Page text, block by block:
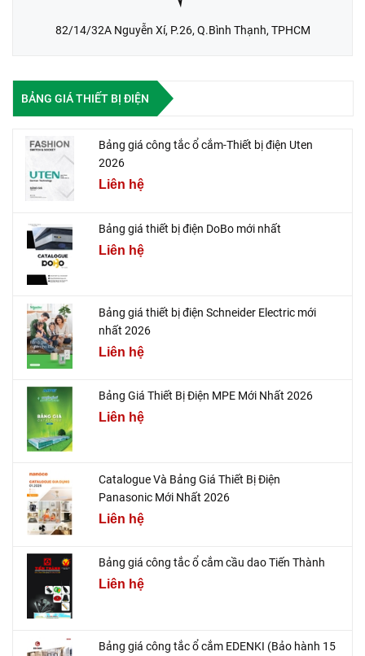
82/14/32A Nguyễn Xí, P.26, Q.Bình Thạnh, TPHCM
BẢNG GIÁ THIẾT BỊ ĐIỆN
Bảng giá công tắc ổ cắm-Thiết bị điện Uten
2026
Liên hệ
Bảng giá thiết bị điện DoBo mới nhất
Liên hệ
Bảng giá thiết bị điện Schneider Electric mới
nhất 2026
Liên hệ
Bảng Giá Thiết Bị Điện MPE Mới Nhất 2026
Liên hệ
Catalogue Và Bảng Giá Thiết Bị Điện
Panasonic Mới Nhất 2026
Liên hệ
Bảng giá công tắc ổ cắm cầu dao Tiến Thành
Liên hệ
Bảng giá công tắc ổ cắm EDENKI (Bảo hành 15